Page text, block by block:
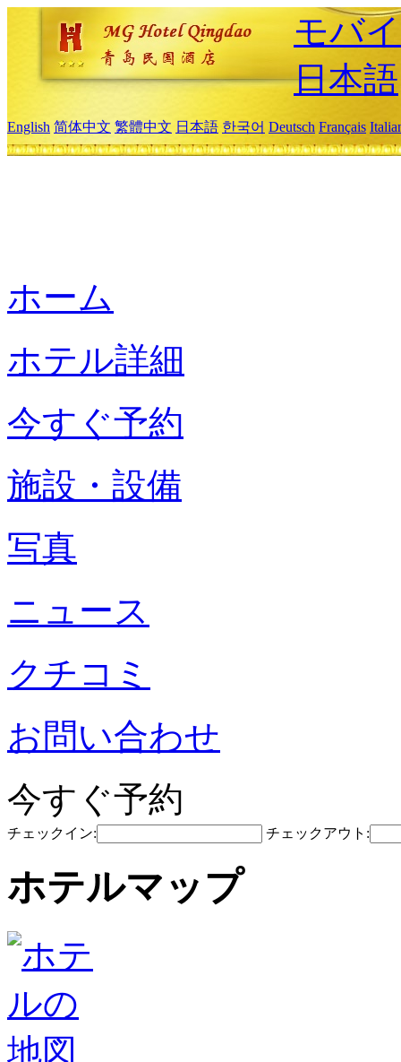
モバ
日本語
English 简体中文 繁體中文 日本語 한국어 Deutsch Français
ホーム
ホテル詳細
今すぐ予約
施設・設備
写真
ニュース
クチコミ
お問い合わせ
今すぐ予約
チェックイン: チェックアウト:
ホテルマップ